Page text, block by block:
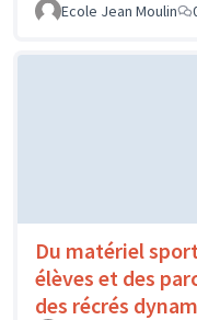
Ecole Jean Moulin
Du matériel
élèves et des
des récrés